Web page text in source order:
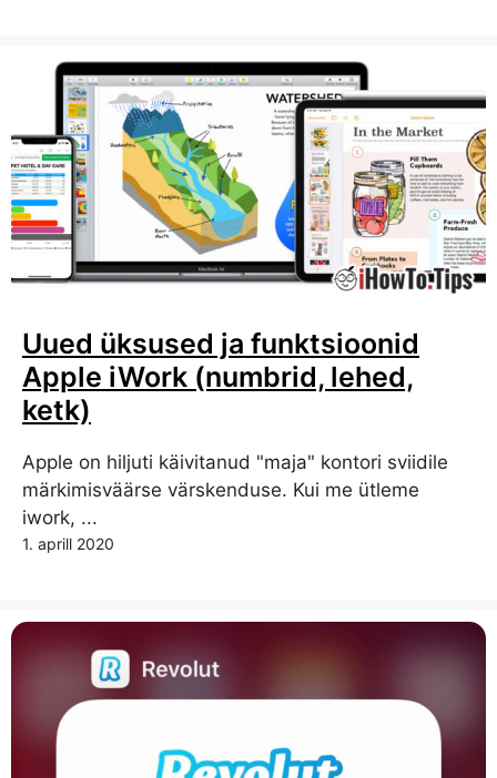
Uued üksused ja funktsioonid
Apple iWork (numbrid, lehed,
ketk)
Apple on hiljuti käivitanud "maja" kontori sviidile
märkimisväärse värskenduse. Kui me ütleme
iwork, ...
1. aprill 2020